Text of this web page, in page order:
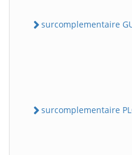
surcomplementaire
surcomplementaire